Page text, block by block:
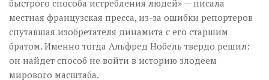
быстрого способа истребления людей» — писала
местная французская пресса, из-за ошибки репортеров
спутавшая изобретателя динамита с его старшим
братом. Именно тогда Альфред Нобель твердо решил:
он найдет способ не войти в историю злодеем
мирового масштаба.